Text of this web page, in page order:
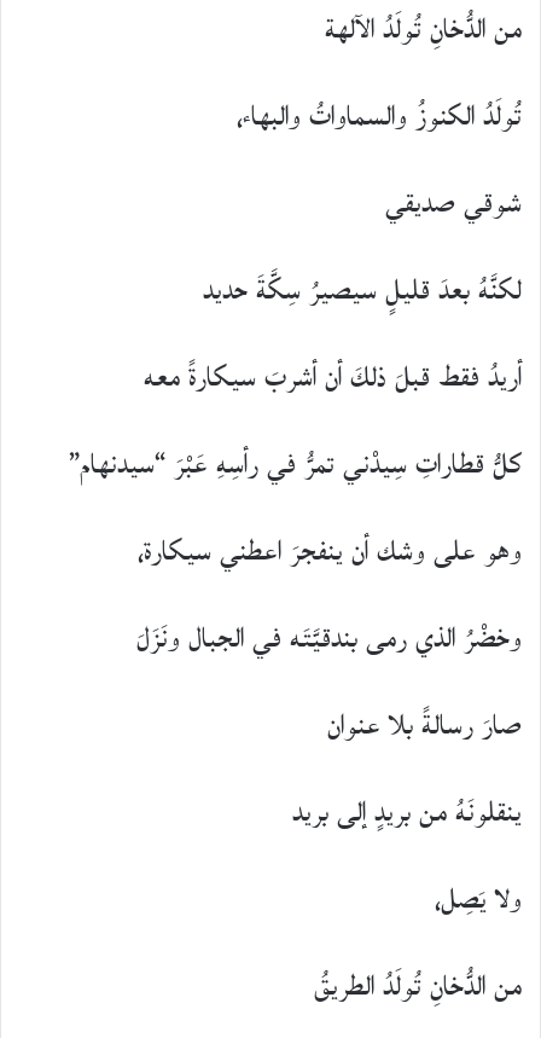
من الدُّخانِ تُولَدُ الآلهة
تُولَدُ الكنوزُ والسماواتُ والبهاء،
شوقي صديقي
لكنَّهُ بعدَ قليلٍ سيصيرُ سِكَّةَ حديد
أريدُ فقط قبلَ ذلكَ أن أشربَ سيكارةً معه
كلُّ قطاراتِ سِيدْني تمرُّ في رأسِهِ عَبْرَ “سيدنهام”
وهو على وشك أن ينفجرَ اعطني سيكارة،
وخضْرُ الذي رمى بندقيَّتَه في الجبال ونَزَلَ
صارَ رسالةً بلا عنوان
ينقلونَهُ من بريدٍ إلى بريد
ولا يَصِل،
من الدُّخانِ تُولَدُ الطريقُ